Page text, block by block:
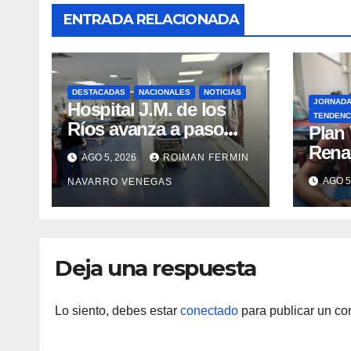
ENTRADA RELACIONADA
DESTACADAS NACIONALES NOTICIAS
Hospital J.M. de los
Ríos avanza a paso
firme en su
recuperación tras los
recientes eventos
sísmicos
AGO 5, 2026 ROIMAN FERMIN
NAVARRO VENEGAS
​Plan
AGO
Deja una respuesta
Lo siento, debes estar conectado para publicar un